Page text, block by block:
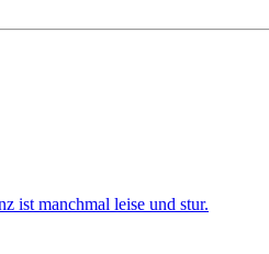
ist manchmal leise und stur.